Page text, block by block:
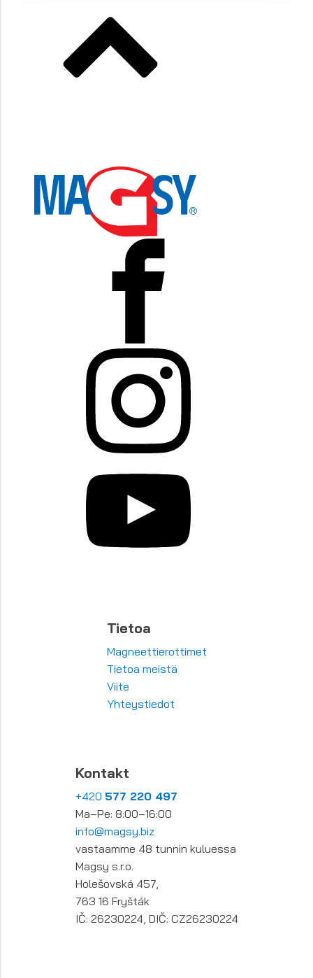
Tietoa
Magneettierottimet
Tietoa meistä
Viite
Yhteystiedot
Kontakt
+420 577 220 497
Ma–Pe: 8:00–16:00
info@magsy.biz
vastaamme 48 tunnin kuluessa
Magsy s.r.o.
Holešovská 457,
763 16 Fryšták
IČ: 26230224, DIČ: CZ26230224